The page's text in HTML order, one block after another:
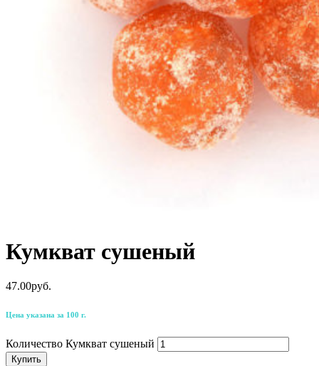
Кумкват сушеный
47.00руб.
Цена указана за 100 г.
Количество Кумкват сушеный
Купить